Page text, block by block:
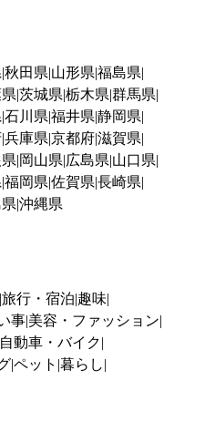
秋田県 山形県 福島県
茨城県 栃木県 群馬県
石川県 福井県 静岡県
兵庫県 京都府滋賀県
岡山県 広島県 山口県
福岡県 佐賀県 長崎県
沖縄県
旅行・宿泊 趣味
事 美容・ファッション
自動車・バイク
ペット 暮らし